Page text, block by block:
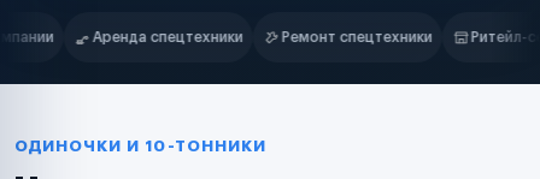
Нам доверяют
Ремонт спецтехники Ритейл-сети Управляющие
Маркетплейсы
Таксопарки
ОДИНОЧКИ И 10-ТОННИКИ